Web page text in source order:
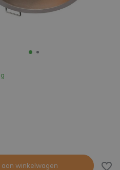
aan winkelwagen